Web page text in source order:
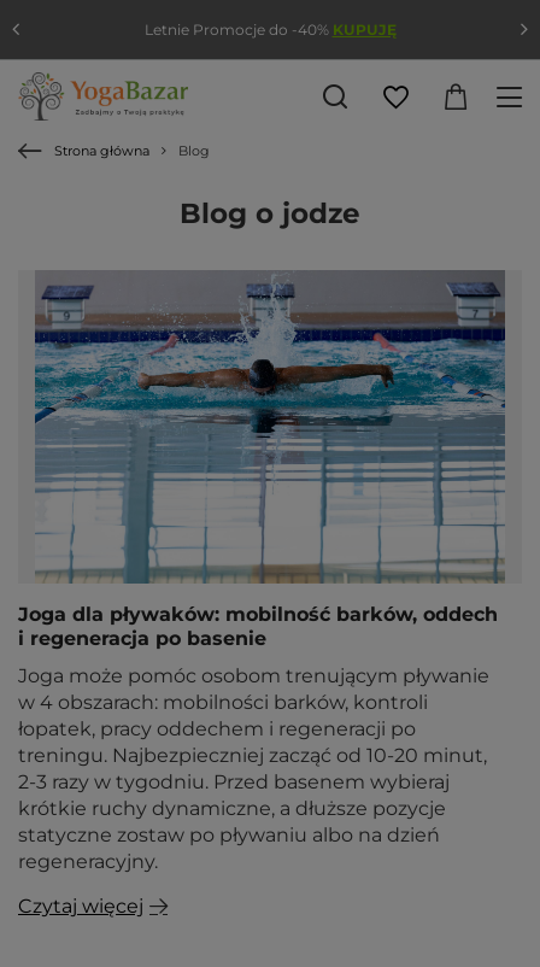
Strona główna Blog
Blog o jodze
Joga dla pływaków: mobilność barków, oddech
i regeneracja po basenie
Joga może pomóc osobom trenującym pływanie
w 4 obszarach: mobilności barków, kontroli
łopatek, pracy oddechem i regeneracji po
treningu. Najbezpieczniej zacząć od 10-20 minut,
2-3 razy w tygodniu. Przed basenem wybieraj
krótkie ruchy dynamiczne, a dłuższe pozycje
statyczne zostaw po pływaniu albo na dzień
regeneracyjny.
Czytaj więcej
Letnie Promocje do -40% KUPUJĘ